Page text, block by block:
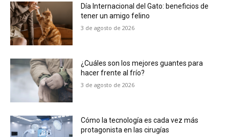
Día Internacional del Gato: beneficios de
tener un amigo felino
3 de agosto de 2026
¿Cuáles son los mejores guantes para
hacer frente al frío?
3 de agosto de 2026
Cómo la tecnología es cada vez más
protagonista en las cirugías